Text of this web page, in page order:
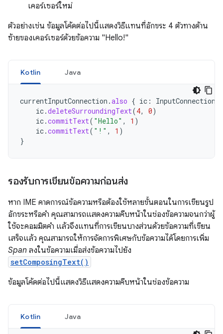
เคอร์เซอร์ใหม่
ตัวอย่างเช่น ข้อมูลโค้ดต่อไปนี้แสดงวิธีแทนที่อักขระ 4 ตัวทางด้าน
ซ้ายของเคอร์เซอร์ด้วยข้อความ "Hello!"
Kotlin Java
currentInputConnection .also { ic : InputConnection
ic.deleteSurroundingText(4, 0)
ic.commitText( "Hello" , 1 )
ic.commitText( "!" , 1 )
}
รองรับการเขียนข้อความก่อนส่ง
หาก IME คาดการณ์ข้อความหรือต้องใช้หลายขั้นตอนในการเขียนรูป
อักขระหรือคำ คุณสามารถแสดงความคืบหน้าในช่องข้อความจนกว่าผู้
ใช้จะคอมมิตคำ แล้วจึงแทนที่การเขียนบางส่วนด้วยข้อความที่เขียน
เสร็จแล้ว คุณสามารถให้การจัดการพิเศษกับข้อความได้โดยการเพิ่ม
Span ลงในข้อความเมื่อส่งข้อความไปยัง
setComposingText()
ข้อมูลโค้ดต่อไปนี้แสดงวิธีแสดงความคืบหน้าในช่องข้อความ
Kotlin Java